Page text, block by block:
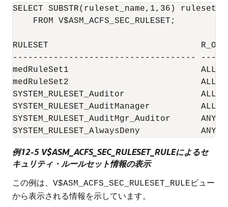
SELECT SUBSTR(ruleset_name,1,36)
    FROM V$ASM_ACFS_SEC_RULESET;
RULESET                              R_OPTION
------------------------------------
medRuleSet1
medRuleSet2
SYSTEM_RULESET_Auditor
SYSTEM_RULESET_AuditManager
SYSTEM_RULESET_AuditMgr_Auditor
例12-5 V$ASM_ACFS_SEC_RULESET_RULEによるセ
キュリティ・ルールセット情報の表示
この例は、 V$ASM_ACFS_SEC_RULESET_RULE ビュー
から表示される情報を示しています。